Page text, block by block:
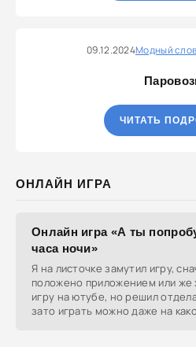
09.12.2024Модный
ЧИТАТЬ
ОНЛАЙН ИГРА
Онлайн игра «А ты
часа ночи»
Я на листочке замутил игру,
положено приложением или же
игру на ютубе, но решил
зато играть можно даже на